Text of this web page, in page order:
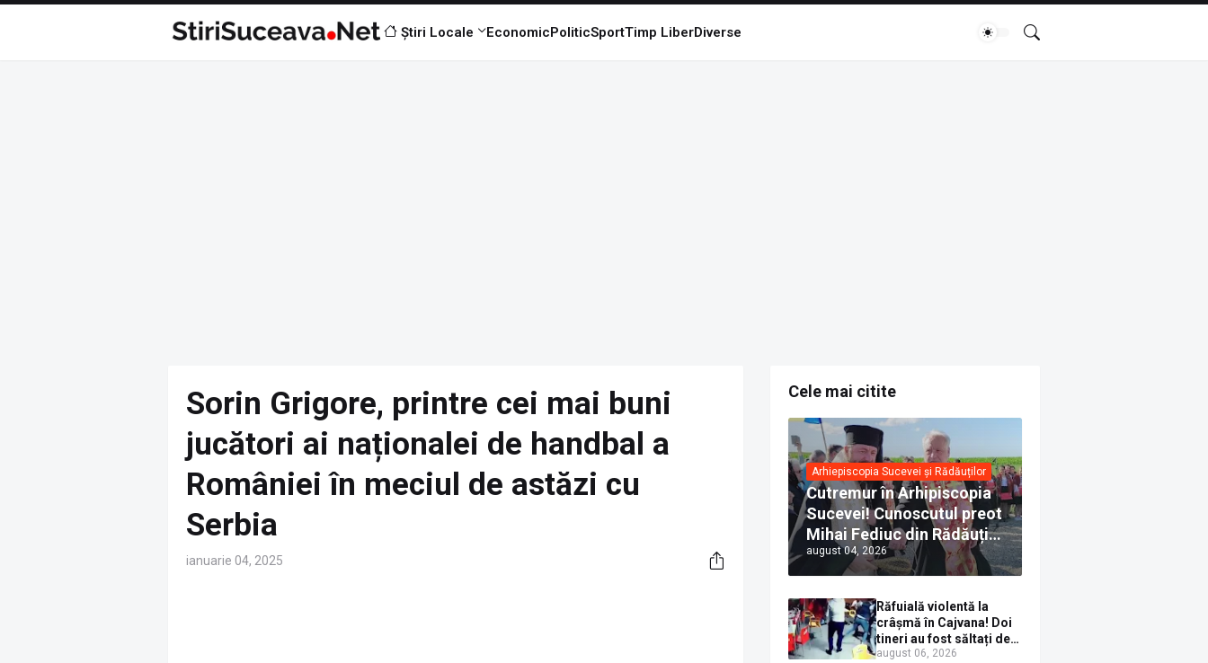
Știri Locale EconomicPoliticSportTimp LiberDiverse
Sorin Grigore, printre cei mai buni
jucători ai naționalei de handbal a
României în meciul de astăzi cu
Serbia
ianuarie 04, 2025
Cele mai citite
Arhiepiscopia Sucevei și Rădăuților
Cutremur în Arhipiscopia
Sucevei! Cunoscutul preot
Mihai Fediuc din Rădăuți a
trecut la Biserica Creștină
Ortodoxă Valahă. ÎPS
Calinic anunță că îi
pregătește judecata
canonică
august 04, 2026
Răfuială violentă la
crâșmă în Cajvana! Doi
tineri au fost săltați de
polițiști după un scandal
august 06, 2026